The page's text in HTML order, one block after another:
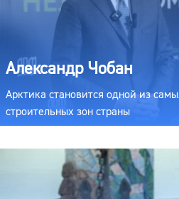
Александр Чобан
Арктика становится одной из
строительных зон страны